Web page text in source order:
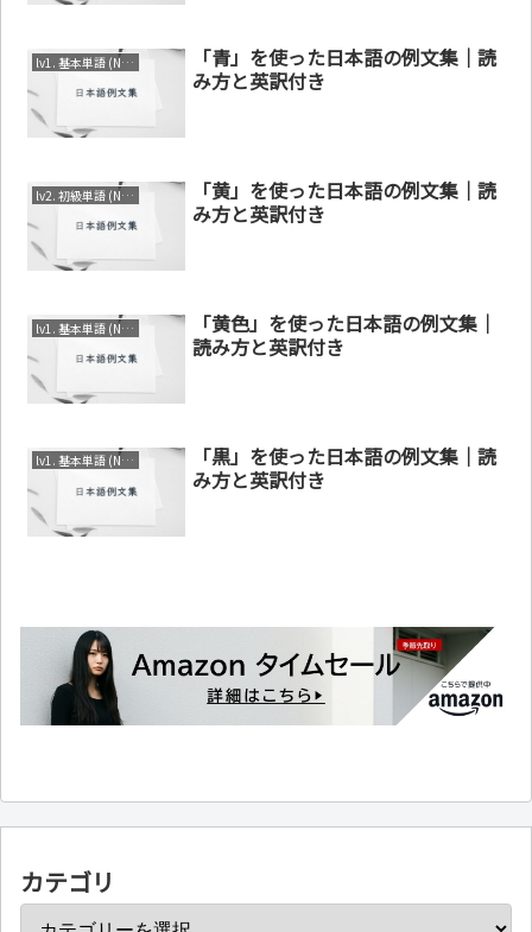
lv1. 基本単語 (N4～N5)
「青」を使った日本語の例文集｜読
み方と英訳付き
lv2. 初級単語 (N3～N4)
「黄」を使った日本語の例文集｜読
み方と英訳付き
lv1. 基本単語 (N4～N5)
「黄色」を使った日本語の例文集｜
読み方と英訳付き
lv1. 基本単語 (N4～N5)
「黒」を使った日本語の例文集｜読
み方と英訳付き
カテゴリ